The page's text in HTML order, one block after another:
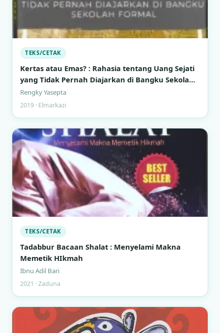
TEKS/CETAK
Kertas atau Emas? : Rahasia tentang Uang Sejati
yang Tidak Pernah Diajarkan di Bangku Sekolah
Formal
Rengky Yasepta
2019 · Elmarkazi
TEKS/CETAK
Tadabbur Bacaan Shalat : Menyelami Makna
Memetik HIkmah
Ibnu Adil Bari
2021 · Zaduna